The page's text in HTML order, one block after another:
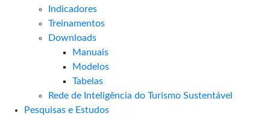
Indicadores
Treinamentos
Downloads
Manuais
Modelos
Tabelas
Rede de Inteligência do Turismo Sustentável
Pesquisas e Estudos